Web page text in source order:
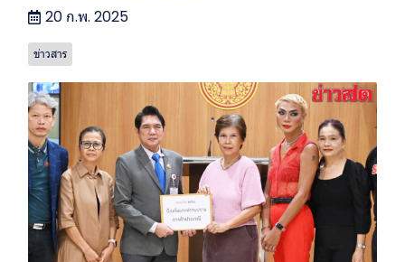
20 ก.พ. 2025
ข่าวสาร